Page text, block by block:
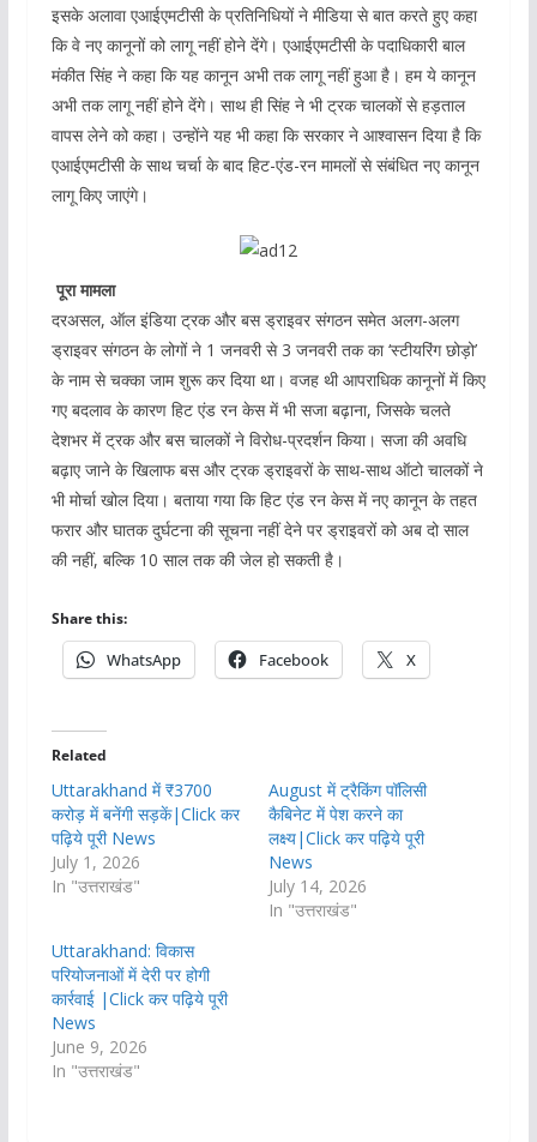
इसके अलावा एआईएमटीसी के प्रतिनिधियों ने मीडिया से बात करते हुए कहा
कि वे नए कानूनों को लागू नहीं होने देंगे। एआईएमटीसी के पदाधिकारी बाल
मंकीत सिंह ने कहा कि यह कानून अभी तक लागू नहीं हुआ है। हम ये कानून
अभी तक लागू नहीं होने देंगे। साथ ही सिंह ने भी ट्रक चालकों से हड़ताल
वापस लेने को कहा। उन्होंने यह भी कहा कि सरकार ने आश्वासन दिया है कि
एआईएमटीसी के साथ चर्चा के बाद हिट-एंड-रन मामलों से संबंधित नए कानून
लागू किए जाएंगे।
पूरा मामला
दरअसल, ऑल इंडिया ट्रक और बस ड्राइवर संगठन समेत अलग-अलग
ड्राइवर संगठन के लोगों ने 1 जनवरी से 3 जनवरी तक का ‘स्टीयरिंग छोड़ो’
के नाम से चक्का जाम शुरू कर दिया था। वजह थी आपराधिक कानूनों में किए
गए बदलाव के कारण हिट एंड रन केस में भी सजा बढ़ाना, जिसके चलते
देशभर में ट्रक और बस चालकों ने विरोध-प्रदर्शन किया। सजा की अवधि
बढ़ाए जाने के खिलाफ बस और ट्रक ड्राइवरों के साथ-साथ ऑटो चालकों ने
भी मोर्चा खोल दिया। बताया गया कि हिट एंड रन केस में नए कानून के तहत
फरार और घातक दुर्घटना की सूचना नहीं देने पर ड्राइवरों को अब दो साल
की नहीं, बल्कि 10 साल तक की जेल हो सकती है।
Share this:
WhatsApp Facebook X
Related
Uttarakhand में ₹3700
करोड़ में बनेंगी सड़कें|Click कर
पढ़िये पूरी News
July 1, 2026
In "उत्तराखंड"
August में ट्रैकिंग पॉलिसी
कैबिनेट में पेश करने का
लक्ष्य|Click कर पढ़िये पूरी
News
July 14, 2026
In "उत्तराखंड"
Uttarakhand: विकास
परियोजनाओं में देरी पर होगी
कार्रवाई |Click कर पढ़िये पूरी
News
June 9, 2026
In "उत्तराखंड"